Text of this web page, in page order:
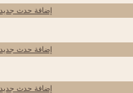
إضافة حدث جديد
إضافة حدث جديد
إضافة حدث جديد